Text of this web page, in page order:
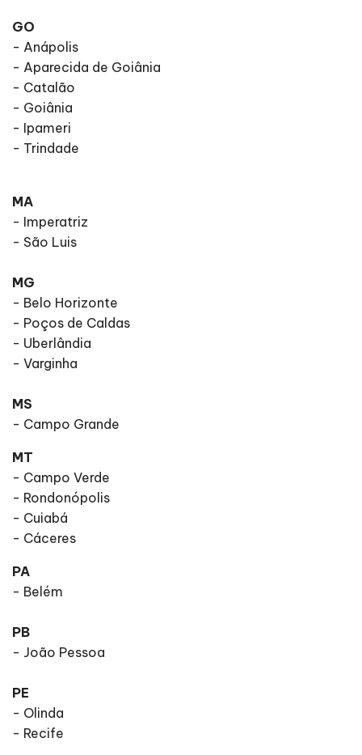
GO
- Anápolis
- Aparecida de Goiânia
- Catalão
- Goiânia
- Ipameri
- Trindade
MA
- Imperatriz
- São Luis
MG
- Belo Horizonte
- Poços de Caldas
- Uberlândia
- Varginha
MS
- Campo Grande
MT
- Campo Verde
- Rondonópolis
- Cuiabá
- Cáceres
PA
- Belém
PB
- João Pessoa
PE
- Olinda
- Recife